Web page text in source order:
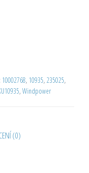
10002768, 10935, 235025,
, Windpower
(0)